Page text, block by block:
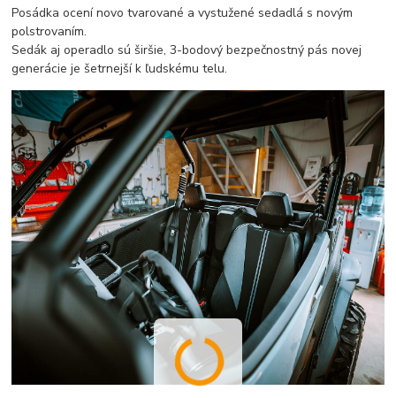
Posádka ocení novo tvarované a vystužené sedadlá s novým
polstrovaním.
Sedák aj operadlo sú širšie, 3-bodový bezpečnostný pás novej
generácie je šetrnejší k ľudskému telu.